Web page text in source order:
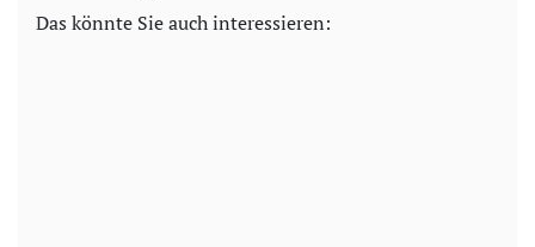
Das könnte Sie auch interessieren: